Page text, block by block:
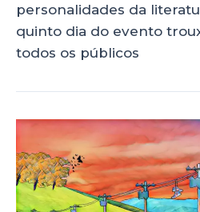
personalidades da
quinto dia do evento
todos os públicos